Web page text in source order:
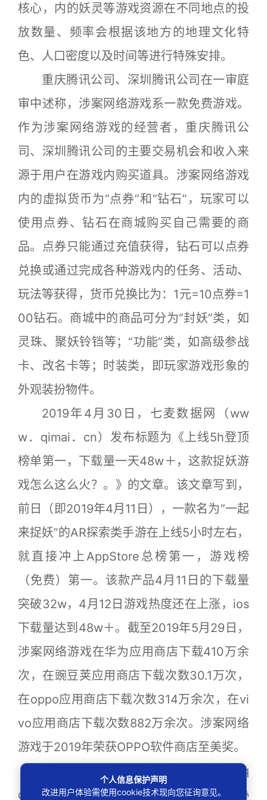
核心，内的妖灵等游戏资源在不同地点的投
放数量、频率会根据该地方的地理文化特
色、人口密度以及时间等进行特殊安排。
重庆腾讯公司、深圳腾讯公司在一审庭
审中述称，涉案网络游戏系一款免费游戏。
作为涉案网络游戏的经营者，重庆腾讯公
司、深圳腾讯公司的主要交易机会和收入来
源于用户在游戏内购买道具。涉案网络游戏
内的虚拟货币为“点券”和“钻石”，玩家可以
使用点券、钻石在商城购买自己需要的商
品。点券只能通过充值获得，钻石可以点券
兑换或通过完成各种游戏内的任务、活动、
玩法等获得，货币兑换比为：1元=10点券=1
00钻石。商城中的商品可分为“封妖”类，如
灵珠、聚妖铃铛等；“功能”类，如高级参战
卡、改名卡等；时装类，即玩家游戏形象的
外观装扮物件。
2019年4月30日，七麦数据网（ww
w．qimai．cn）发布标题为《上线5h登顶
榜单第一，下载量一天48w＋，这款捉妖游
戏怎么这么火？。》的文章。该文章写到，
前日（即2019年4月11日），一款名为“一起
来捉妖”的AR探索类手游在上线5小时左右，
就直接冲上AppStore总榜第一，游戏榜
（免费）第一。该款产品4月11日的下载量
突破32w，4月12日游戏热度还在上涨，ios
下载量达到48w＋。截至2019年5月29日，
涉案网络游戏在华为应用商店下载410万余
次，在豌豆荚应用商店下载次数30.1万次，
在oppo应用商店下载次数314万余次，在vi
vo应用商店下载次数882万余次。涉案网络
游戏于2019年荣获OPPO软件商店至美奖。
涉案网络游戏官方网站（zhuoyao．q
q．com）中的《腾讯游戏许可及服务协
个人信息保护声明
改进用户体验需使用cookie技术现向您征询意见。